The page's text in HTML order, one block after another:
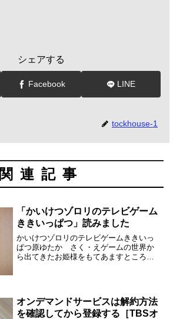
シェアする
Facebook LINE
tockhouse-1
関連記事
「かいけつゾロリのテレビゲーム
ききいっぱつ」読みました
かいけつゾロリのテレビゲームききいっ
ぱつ原ゆたか さく・えゲームの世界か
ら出てきたお姫様をもてあますところな
オンデマンドサービスは解約方法
を確認してから登録する［TBSオ